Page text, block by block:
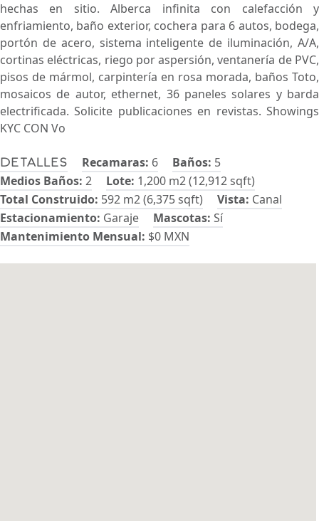
Detalles Recamaras: 6 Baños: 5
Medios Baños: 2 Lote: 1,200 m2 (12,912 sqft)
Total Construido: 592 m2 (6,375 sqft) Vista: Canal
Estacionamiento: Garaje Mascotas: Sí
Mantenimiento Mensual: $0 MXN
hechas en sitio. Alberca infinita con calefacción y
enfriamiento, baño exterior, cochera para 6 autos, bodega,
portón de acero, sistema inteligente de iluminación, A/A,
cortinas eléctricas, riego por aspersión, ventanería de PVC,
pisos de mármol, carpintería en rosa morada, baños Toto,
mosaicos de autor, ethernet, 36 paneles solares y barda
electrificada. Solicite publicaciones en revistas. Showings
KYC CON Vo